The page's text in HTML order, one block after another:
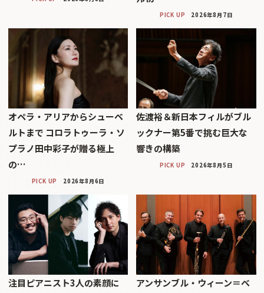
PICK UP 2026年8月7日
オペラ・アリアからシューベ
ルトまで コロラトゥーラ・ソ
プラノ田中彩子が贈る極上
の…
PICK UP 2026年8月6日
佐渡裕＆新日本フィルがブル
ックナー第5番で挑む巨大な
響きの構築
PICK UP 2026年8月5日
注目ピアニスト3人の素顔に
アンサンブル・ウィーン＝ベ